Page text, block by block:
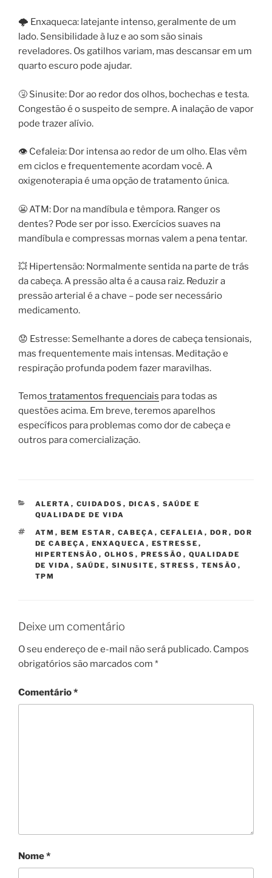
🌩 Enxaqueca: latejante intenso, geralmente de um
lado. Sensibilidade à luz e ao som são sinais
reveladores. Os gatilhos variam, mas descansar em um
quarto escuro pode ajudar.
🤧 Sinusite: Dor ao redor dos olhos, bochechas e testa.
Congestão é o suspeito de sempre. A inalação de vapor
pode trazer alívio.
👁 Cefaleia: Dor intensa ao redor de um olho. Elas vêm
em ciclos e frequentemente acordam você. A
oxigenoterapia é uma opção de tratamento única.
😬 ATM: Dor na mandíbula e têmpora. Ranger os
dentes? Pode ser por isso. Exercícios suaves na
mandíbula e compressas mornas valem a pena tentar.
💥 Hipertensão: Normalmente sentida na parte de trás
da cabeça. A pressão alta é a causa raiz. Reduzir a
pressão arterial é a chave – pode ser necessário
medicamento.
😟 Estresse: Semelhante a dores de cabeça tensionais,
mas frequentemente mais intensas. Meditação e
respiração profunda podem fazer maravilhas.
Temos tratamentos frequenciais para todas as
questões acima. Em breve, teremos aparelhos
específicos para problemas como dor de cabeça e
outros para comercialização.
CATEGORIAS
ALERTA , CUIDADOS , DICAS , SAÚDE E
QUALIDADE DE VIDA
TAGS
ATM , BEM ESTAR , CABEÇA , CEFALEIA , DOR , DOR
DE CABEÇA , ENXAQUECA , ESTRESSE ,
HIPERTENSÃO , OLHOS , PRESSÃO , QUALIDADE
DE VIDA , SAÚDE , SINUSITE , STRESS , TENSÃO ,
TPM
Deixe um comentário
O seu endereço de e-mail não será publicado. Campos
obrigatórios são marcados com *
Comentário*
Nome*